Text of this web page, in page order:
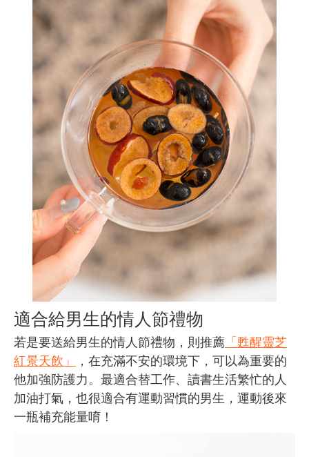
適合給男生的情人節禮物
若是要送給男生的情人節禮物，則推薦 「甦醒靈芝
紅景天飲」
，在充滿不安的環境下，可以為重要的
他加強防護力。最適合替工作、讀書生活繁忙的人
加油打氣，也很適合有運動習慣的男生，運動後來
一瓶補充能量唷！